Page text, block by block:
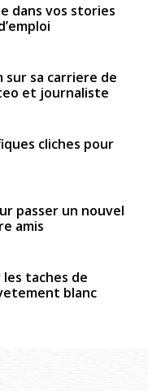
dans vos stories
sur sa carriere de
et journaliste
cliches pour
passer un nouvel
amis
taches de
blanc